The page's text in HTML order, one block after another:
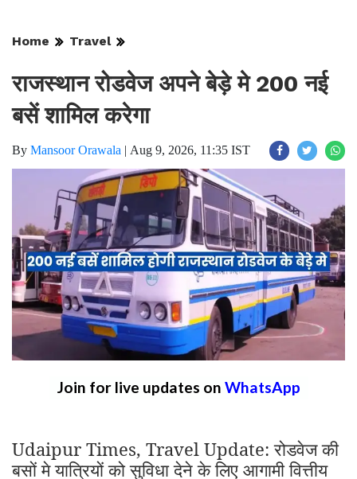
Home Travel
राजस्थान रोडवेज अपने बेड़े मे 200 नई
बसें शामिल करेगा
By Mansoor Orawala | Aug 9, 2026, 11:35 IST
Join for live updates on WhatsApp
Udaipur Times, Travel Update: रोडवेज की
बसों मे यात्रियों को सुविधा देने के लिए आगामी वित्तीय